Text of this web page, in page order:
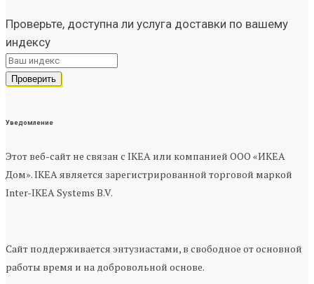
Проверьте, доступна ли услуга доставки по вашему
индексу
Уведомление
Этот веб-сайт не связан с IKEA или компанией ООО «ИКЕА
Дом». IKEA является зарегистрированной торговой маркой
Inter-IKEA Systems B.V.
Сайт поддерживается энтузиастами, в свободное от основной
работы время и на добровольной основе.